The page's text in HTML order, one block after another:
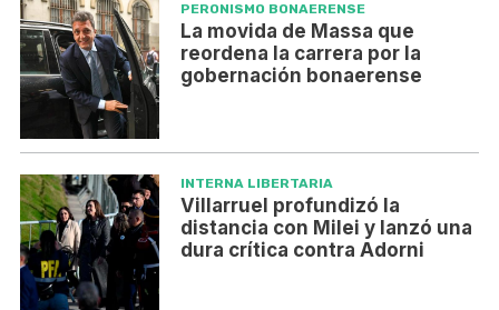
PERONISMO BONAERENSE
La movida de Massa que
reordena la carrera por la
gobernación bonaerense
INTERNA LIBERTARIA
Villarruel profundizó la
distancia con Milei y lanzó una
dura crítica contra Adorni